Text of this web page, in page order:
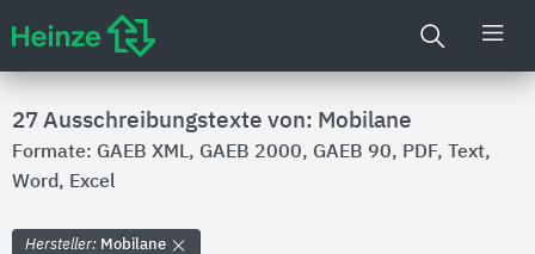
27 Ausschreibungstexte von: Mobilane
Formate: GAEB XML, GAEB 2000, GAEB 90, PDF, Text,
Word, Excel
Hersteller: Mobilane